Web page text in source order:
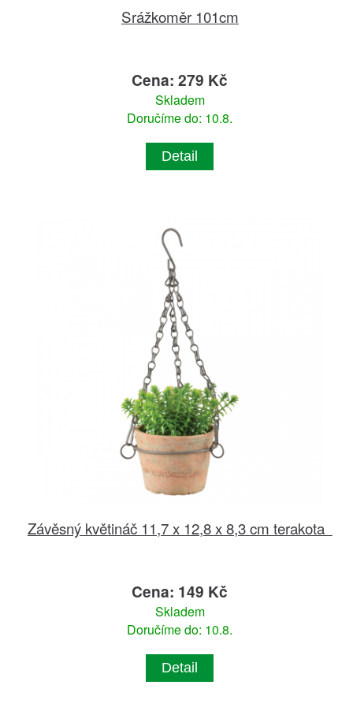
Srážkoměr 101cm
Cena: 279 Kč
Skladem
Doručíme do: 10.8.
Detail
Závěsný květináč 11,7 x 12,8 x 8,3 cm terakota
Cena: 149 Kč
Skladem
Doručíme do: 10.8.
Detail